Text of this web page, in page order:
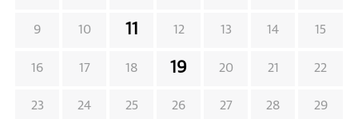
9 10 11 12 13 14 15
16 17 18 19 20 21 22
23 24 25 26 27 28 29